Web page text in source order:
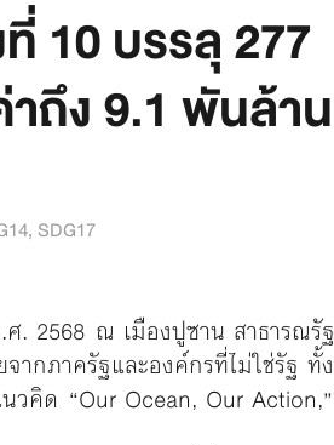
10 บรรลุ 277
ถึง 9.1 พันล้าน
, SDG17
. 2568 ณ เมืองปูซาน สาธารณรัฐ
ากภาครัฐและองค์กรที่ไม่ใช่รัฐ ทั้ง
วคิด “Our Ocean, Our Action,”